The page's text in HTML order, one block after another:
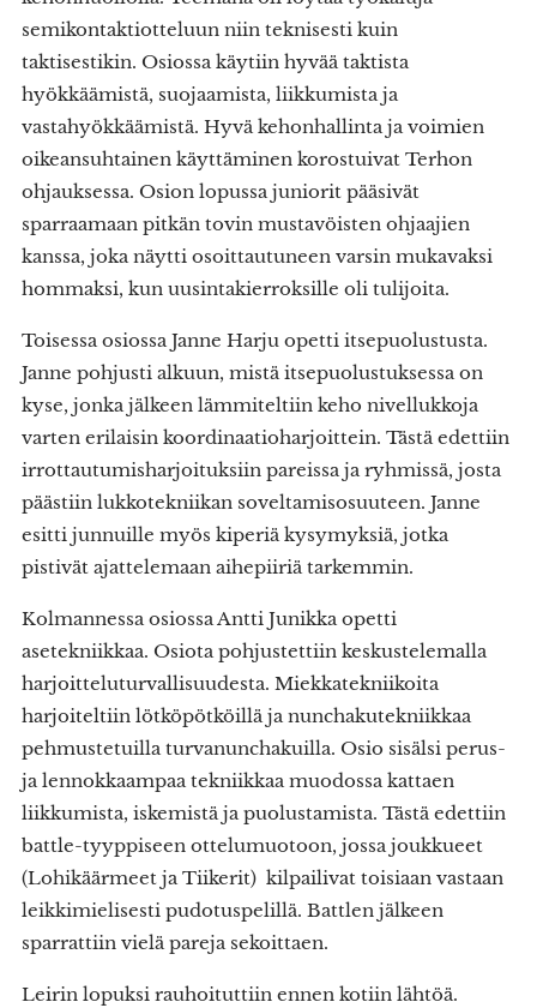
semikontaktiotteluun niin teknisesti kuin
taktisestikin. Osiossa käytiin hyvää taktista
hyökkäämistä, suojaamista, liikkumista ja
vastahyökkäämistä. Hyvä kehonhallinta ja voimien
oikeansuhtainen käyttäminen korostuivat Terhon
ohjauksessa. Osion lopussa juniorit pääsivät
sparraamaan pitkän tovin mustavöisten ohjaajien
kanssa, joka näytti osoittautuneen varsin mukavaksi
hommaksi, kun uusintakierroksille oli tulijoita.
Toisessa osiossa Janne Harju opetti itsepuolustusta.
Janne pohjusti alkuun, mistä itsepuolustuksessa on
kyse, jonka jälkeen lämmiteltiin keho nivellukkoja
varten erilaisin koordinaatioharjoittein. Tästä edettiin
irrottautumisharjoituksiin pareissa ja ryhmissä, josta
päästiin lukkotekniikan soveltamisosuuteen. Janne
esitti junnuille myös kiperiä kysymyksiä, jotka
pistivät ajattelemaan aihepiiriä tarkemmin.
Kolmannessa osiossa Antti Junikka opetti
asetekniikkaa. Osiota pohjustettiin keskustelemalla
harjoitteluturvallisuudesta. Miekkatekniikoita
harjoiteltiin lötköpötköillä ja nunchakutekniikkaa
pehmustetuilla turvanunchakuilla. Osio sisälsi perus-
ja lennokkaampaa tekniikkaa muodossa kattaen
liikkumista, iskemistä ja puolustamista. Tästä edettiin
battle-tyyppiseen ottelumuotoon, jossa joukkueet
(Lohikäärmeet ja Tiikerit) kilpailivat toisiaan vastaan
leikkimielisesti pudotuspelillä. Battlen jälkeen
sparrattiin vielä pareja sekoittaen.
Leirin lopuksi rauhoituttiin ennen kotiin lähtöä.